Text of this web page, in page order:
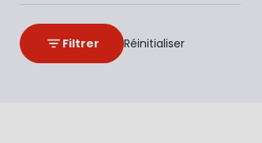
Filtrer Réinitialiser